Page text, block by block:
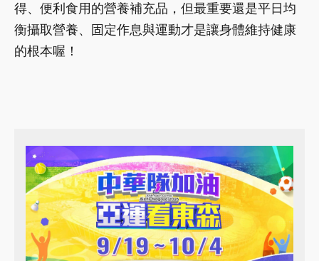
得、便利食用的營養補充品，但最重要還是平日均
衡攝取營養、固定作息與運動才是讓身體維持健康
的根本喔！